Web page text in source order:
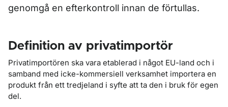
genomgå en efterkontroll innan de förtullas.
Definition av privatimportör
Privatimportören ska vara etablerad i något EU-land och i
samband med icke-kommersiell verksamhet importera en
produkt från ett tredjeland i syfte att ta den i bruk för egen
del.